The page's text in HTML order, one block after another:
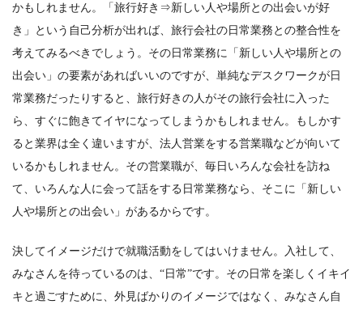
かもしれません。「旅行好き⇒新しい人や場所との出会いが好
き」という自己分析が出れば、旅行会社の日常業務との整合性を
考えてみるべきでしょう。その日常業務に「新しい人や場所との
出会い」の要素があればいいのですが、単純なデスクワークが日
常業務だったりすると、旅行好きの人がその旅行会社に入った
ら、すぐに飽きてイヤになってしまうかもしれません。もしかす
ると業界は全く違いますが、法人営業をする営業職などが向いて
いるかもしれません。その営業職が、毎日いろんな会社を訪ね
て、いろんな人に会って話をする日常業務なら、そこに「新しい
人や場所との出会い」があるからです。
決してイメージだけで就職活動をしてはいけません。入社して、
みなさんを待っているのは、“日常”です。その日常を楽しくイキイ
キと過ごすために、外見ばかりのイメージではなく、みなさん自